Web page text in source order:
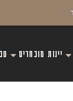
יינות מובחרים